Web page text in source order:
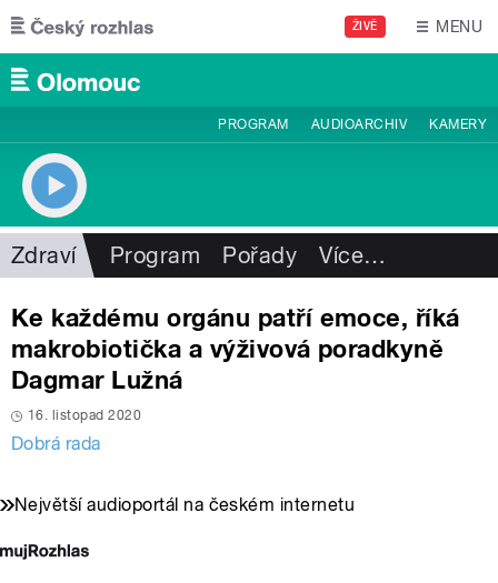
Přejít k hlavnímu obsahu
ŽIVĚ MENU
PROGRAM AUDIOARCHIV KAMERY
Zdraví Program Pořady Více…
Ke každému orgánu patří emoce, říká
makrobiotička a výživová poradkyně
Dagmar Lužná
16. listopad 2020
Dobrá rada
Největší audioportál na českém internetu